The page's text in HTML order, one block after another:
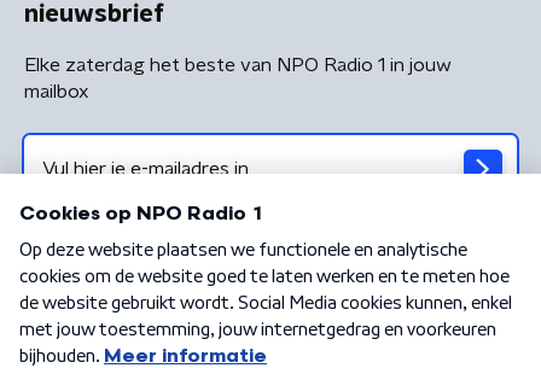
nieuwsbrief
Elke zaterdag het beste van NPO Radio 1 in jouw
mailbox
Algemene voorwaarden